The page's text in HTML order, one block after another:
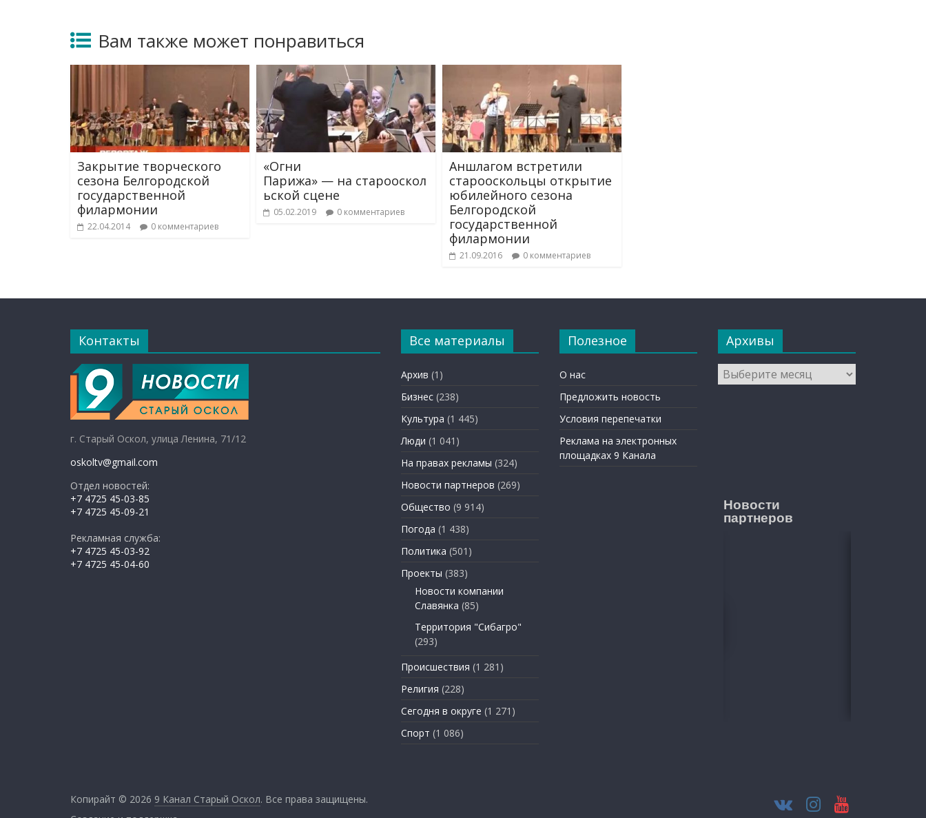
Вам также может понравиться
Закрытие творческого
сезона Белгородской
государственной
филармонии
22.04.2014 0 комментариев
«Огни
Парижа» — на старооскол
ьской сцене
05.02.2019 0 комментариев
Аншлагом встретили
старооскольцы открытие
юбилейного сезона
Белгородской
государственной
филармонии
21.09.2016 0 комментариев
Контакты
г. Старый Оскол, улица Ленина, 71/12
oskoltv@gmail.com
Отдел новостей:
+7 4725 45-03-85
+7 4725 45-09-21
Рекламная служба:
+7 4725 45-03-92
+7 4725 45-04-60
Все материалы
Архив (1)
Бизнес (238)
Культура (1 445)
Люди (1 041)
На правах рекламы (324)
Новости партнеров (269)
Общество (9 914)
Погода (1 438)
Политика (501)
Проекты (383)
Новости компании
Славянка (85)
Территория "Сибагро"
(293)
Происшествия (1 281)
Религия (228)
Сегодня в округе (1 271)
Спорт (1 086)
Полезное
О нас
Предложить новость
Условия перепечатки
Реклама на электронных
площадках 9 Канала
Архивы
Архивы
Новости
партнеров
Копирайт © 2026 9 Канал Старый Оскол. Все права защищены.